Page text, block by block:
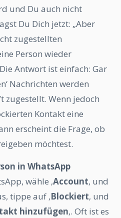
und Du auch nicht
Du Dich jetzt: „Aber
zugestellten
Person wieder
Antwort ist einfach: Gar
Nachrichten werden
zugestellt. Wenn jedoch
Kontakt eine
erscheint die Frage, ob
möchtest.
in WhatsApp
wähle ‚Account‚ und
tippe auf ‚Blockiert‚ und
hinzufügen‚. Oft ist es